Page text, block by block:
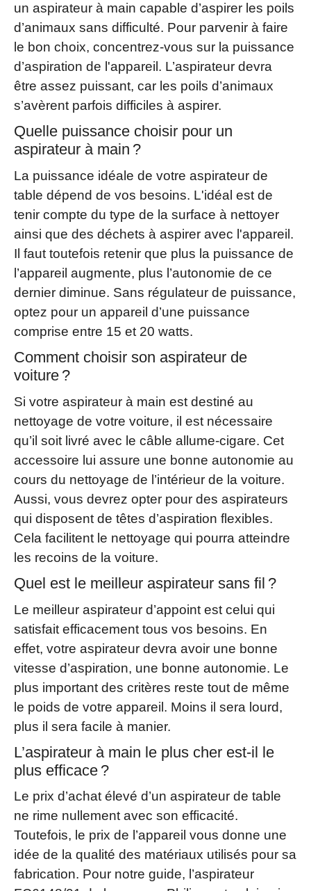
un aspirateur à main capable d’aspirer les poils
d’animaux sans difficulté. Pour parvenir à faire
le bon choix, concentrez-vous sur la puissance
d’aspiration de l'appareil. L’aspirateur devra
être assez puissant, car les poils d’animaux
s’avèrent parfois difficiles à aspirer.
Quelle puissance choisir pour un
aspirateur à main ?
La puissance idéale de votre aspirateur de
table dépend de vos besoins. L'idéal est de
tenir compte du type de la surface à nettoyer
ainsi que des déchets à aspirer avec l'appareil.
Il faut toutefois retenir que plus la puissance de
l’appareil augmente, plus l’autonomie de ce
dernier diminue. Sans régulateur de puissance,
optez pour un appareil d’une puissance
comprise entre 15 et 20 watts.
Comment choisir son aspirateur de
voiture ?
Si votre aspirateur à main est destiné au
nettoyage de votre voiture, il est nécessaire
qu’il soit livré avec le câble allume-cigare. Cet
accessoire lui assure une bonne autonomie au
cours du nettoyage de l’intérieur de la voiture.
Aussi, vous devrez opter pour des aspirateurs
qui disposent de têtes d’aspiration flexibles.
Cela facilitent le nettoyage qui pourra atteindre
les recoins de la voiture.
Quel est le meilleur aspirateur sans fil ?
Le meilleur aspirateur d’appoint est celui qui
satisfait efficacement tous vos besoins. En
effet, votre aspirateur devra avoir une bonne
vitesse d’aspiration, une bonne autonomie. Le
plus important des critères reste tout de même
le poids de votre appareil. Moins il sera lourd,
plus il sera facile à manier.
L’aspirateur à main le plus cher est-il le
plus efficace ?
Le prix d’achat élevé d’un aspirateur de table
ne rime nullement avec son efficacité.
Toutefois, le prix de l’appareil vous donne une
idée de la qualité des matériaux utilisés pour sa
fabrication. Pour notre guide, l’aspirateur